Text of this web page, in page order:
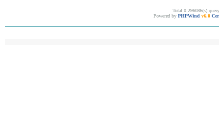
Total 0.296086(s)
Powered by PHPWind v6.0